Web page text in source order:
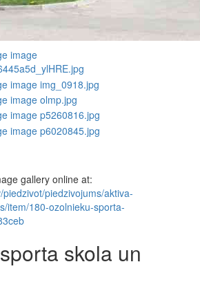
gallery online at:
piedzivojums/aktiva-
item/180-ozolnieku-sporta-
skola un